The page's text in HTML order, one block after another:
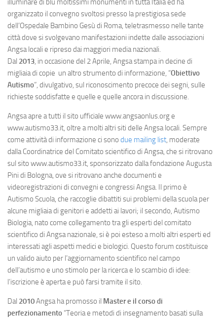
illuminare di blu moltissimi monumenti in tutta Italia ed ha
organizzato il convegno svoltosi presso la prestigiosa sede
dell’Ospedale Bambino Gesù di Roma, teletrasmesso nelle tante
città dove si svolgevano manifestazioni indette dalle associazioni
Angsa locali e ripreso dai maggiori media nazionali.
Dal 2013, in occasione del 2 Aprile, Angsa stampa in decine di
migliaia di copie un altro strumento di informazione, “Obiettivo
Autismo”, divulgativo, sul riconoscimento precoce dei segni, sulle
richieste soddisfatte e quelle e quelle ancora in discussione.
Angsa apre a tutti il sito ufficiale www.angsaonlus.org e
www.autismo33.it, oltre a molti altri siti delle Angsa locali. Sempre
come attività di informazione ci sono due mailing list, moderate
dalla Coordinatrice del Comitato scientifico di Angsa, che si ritrovano
sul sito www.autismo33.it, sponsorizzato dalla fondazione Augusta
Pini di Bologna, ove si ritrovano anche documenti e
videoregistrazioni di convegni e congressi Angsa. Il primo è
Autismo Scuola, che raccoglie dibattiti sui problemi della scuola per
alcune migliaia di genitori e addetti ai lavori; il secondo, Autismo
Biologia, nato come collegamento tra gli esperti del comitato
scientifico di Angsa nazionale, si è poi esteso a molti altri esperti ed
interessati agli aspetti medici e biologici. Questo forum costituisce
un valido aiuto per l’aggiornamento scientifico nel campo
dell’autismo e uno stimolo per la ricerca e lo scambio di idee:
l’iscrizione è aperta e può farsi tramite il sito.
Dal 2010Angsa ha promosso il Master e il corso di
perfezionamento “Teoria e metodi di insegnamento basati sulla